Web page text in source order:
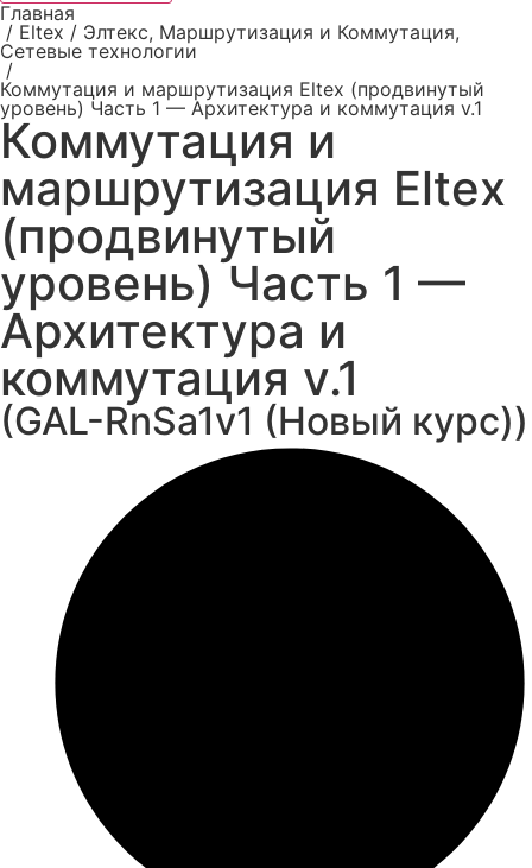
Главная
/ Eltex / Элтекс, Маршрутизация и Коммутация,
Сетевые технологии
/
Коммутация и маршрутизация Eltex (продвинутый
уровень) Часть 1 — Архитектура и коммутация v.1
Коммутация и
маршрутизация Eltex
(продвинутый
уровень) Часть 1 —
Архитектура и
коммутация v.1
(GAL-RnSa1v1 (Новый курс))